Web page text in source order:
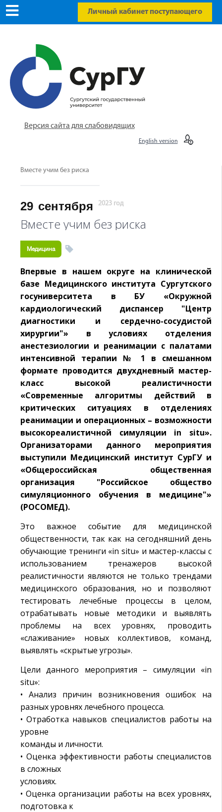
Личный кабинет поступающего
Версия сайта для слабовидящих
English version
Вместе учим без риска
29 сентября 2023 год
Вместе учим без риска
Медицина
Впервые в нашем округе на клинической
базе Медицинского института Сургутского
госуниверситета в БУ «Окружной
кардиологический диспансер "Центр
диагностики и сердечно-сосудистой
хирургии"» в условиях отделения
анестезиологии и реанимации с палатами
интенсивной терапии № 1 в смешанном
формате проводится двухдневный мастер-
класс высокой реалистичности
«Современные алгоритмы действий в
критических ситуациях в отделениях
реанимации и операционных – возможности
высокореалистичной симуляции in situ».
Организаторами данного мероприятия
выступили Медицинский институт СурГУ и
«Общероссийская общественная
организация "Российское общество
симуляционного обучения в медицине"»
(РОСОМЕД).
Это важное событие для медицинской
общественности, так как на сегодняшний день
обучающие тренинги «in situ» и мастер-классы с
использованием тренажеров высокой
реалистичности являются не только трендами
медицинского образования, но и позволяют
тестировать лечебные процессы в целом,
отрабатывать новые методики и выявлять
проблемы на всех уровнях, проводить
«слаживание» новых коллективов, команд,
выявлять «скрытые угрозы».
Цели данного мероприятия – симуляции «in
situ»:
• Анализ причин возникновения ошибок на
разных уровнях лечебного процесса.
• Отработка навыков специалистов работы на
уровне
команды и личности.
• Оценка эффективности работы специалистов
в сложных
условиях.
• Оценка организации работы на всех уровнях,
подготовка к